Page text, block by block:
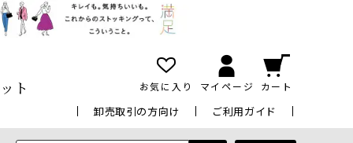
ト お気に入り マイページ カート
卸売取引の方向け ご利用ガイド